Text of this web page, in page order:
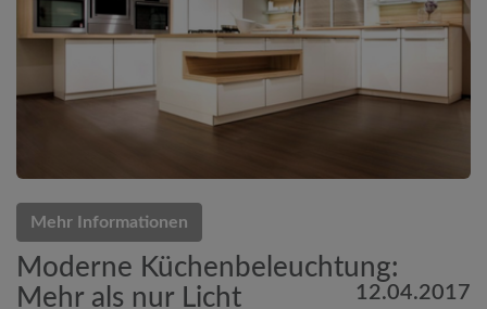
Mehr Informationen
Moderne Küchenbeleuchtung:
Mehr als nur Licht
12.04.2017